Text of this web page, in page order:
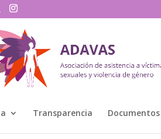
Transparencia Documentos